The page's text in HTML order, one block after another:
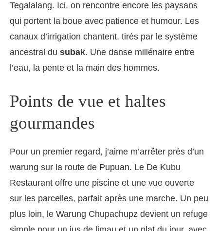
Tegalalang. Ici, on rencontre encore les paysans
qui portent la boue avec patience et humour. Les
canaux d’irrigation chantent, tirés par le système
ancestral du subak. Une danse millénaire entre
l’eau, la pente et la main des hommes.
Points de vue et haltes
gourmandes
Pour un premier regard, j’aime m’arrêter près d’un
warung sur la route de Pupuan. Le De Kubu
Restaurant offre une piscine et une vue ouverte
sur les parcelles, parfait après une marche. Un peu
plus loin, le Warung Chupachupz devient un refuge